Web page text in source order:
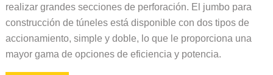
realizar grandes secciones de perforación. El jumbo para
construcción de túneles está disponible con dos tipos de
accionamiento, simple y doble, lo que le proporciona una
mayor gama de opciones de eficiencia y potencia.